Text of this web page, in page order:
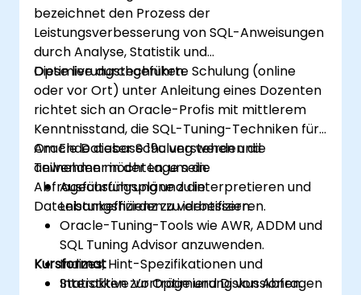
bezeichnet den Prozess der
Leistungsverbesserung von SQL-Anweisungen
durch Analyse, Statistik und
Optimierungstechniken.
Diese live durchgeführte Schulung (online
oder vor Ort) unter Anleitung eines Dozenten
richtet sich an Oracle-Profis mit mittlerem
Kenntnisstand, die SQL-Tuning-Techniken für
Oracle Database 19c verstehen und
anwenden möchten, um die
Abfrageausführung und die
Datenbankeffizienz zu verbessern.
Am Ende dieser Schulung werden die
Teilnehmer in der Lage sein:
Ausführungspläne zu interpretieren und
Leistungshürden zu identifizieren.
Oracle-Tuning-Tools wie AWR, ADDM und
SQL Tuning Advisor anzuwenden.
Indizes, Hint-Spezifikationen und
Statistiken zur Optimierung von Abfragen
Kursformat
Interaktive Vorträge und Diskussionen.